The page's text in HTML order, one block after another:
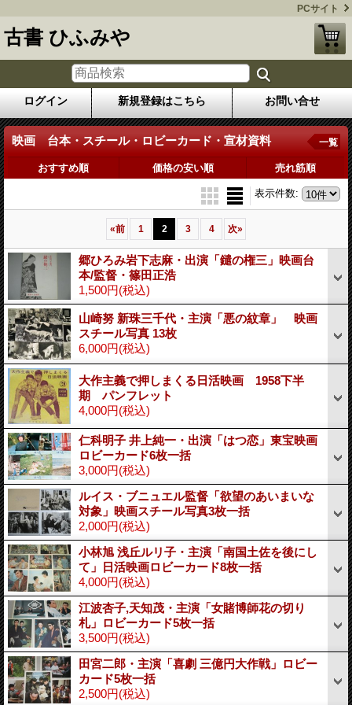
PCサイト
古書 ひふみや
ログイン 新規登録はこちら お問い合せ
映画 台本・スチール・ロビーカード・宣材資料 一覧
おすすめ順 価格の安い順 売れ筋順
表示件数:
«前 1 2 3 4 次»
郷ひろみ岩下志麻・出演「鑓の権三」映画台
本/監督・篠田正浩
1,500円(税込)
山崎努 新珠三千代・主演「悪の紋章」 映画
スチール写真 13枚
6,000円(税込)
大作主義で押しまくる日活映画 1958下半
期 パンフレット
4,000円(税込)
仁科明子 井上純一・出演「はつ恋」東宝映画
ロビーカード6枚一括
3,000円(税込)
ルイス・ブニュエル監督「欲望のあいまいな
対象」映画スチール写真3枚一括
2,000円(税込)
小林旭 浅丘ルリ子・主演「南国土佐を後にし
て」日活映画ロビーカード8枚一括
4,000円(税込)
江波杏子,天知茂・主演「女賭博師花の切り
札」ロビーカード5枚一括
3,500円(税込)
田宮二郎・主演「喜劇 三億円大作戦」ロビー
カード5枚一括
2,500円(税込)